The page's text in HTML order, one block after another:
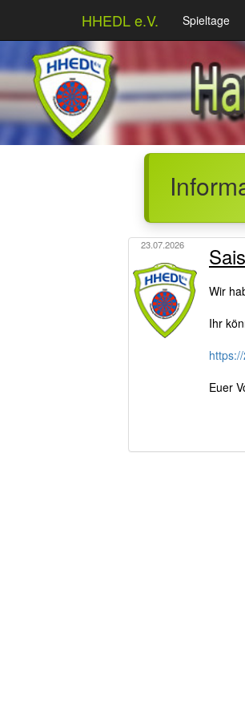
HHEDL e.V. Spieltage
23.07.2026
Wir
Ihr
Euer